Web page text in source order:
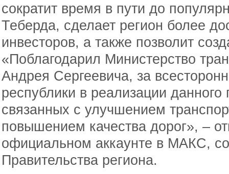
сократит время в пути до
Теберда, сделает регион более
инвесторов, а также позволит
«Поблагодарил Министерство
Андрея Сергеевича, за
республики в реализации
связанных с улучшением
повышением качества дорог», –
официальном аккаунте в МАКС,
Правительства региона.